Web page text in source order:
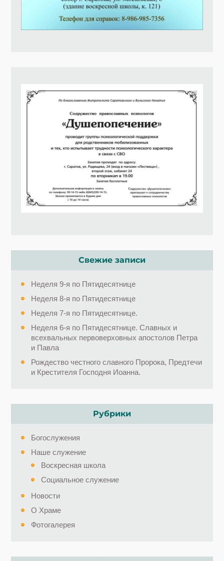
Свежие записи
Неделя 9-я по Пятидесятнице
Неделя 8-я по Пятидесятнице
Неделя 7-я по Пятидесятнице.
Неделя 6-я по Пятидесятнице. Славных и
всехвальных первоверховных апостолов Петра
и Павла
Рождество честного славного Пророка, Предтечи
и Крестителя Господня Иоанна.
Рубрики
Богослужения
Наше служение
Воскресная школа
Социальное служение
Новости
О Храме
Фотогалерея